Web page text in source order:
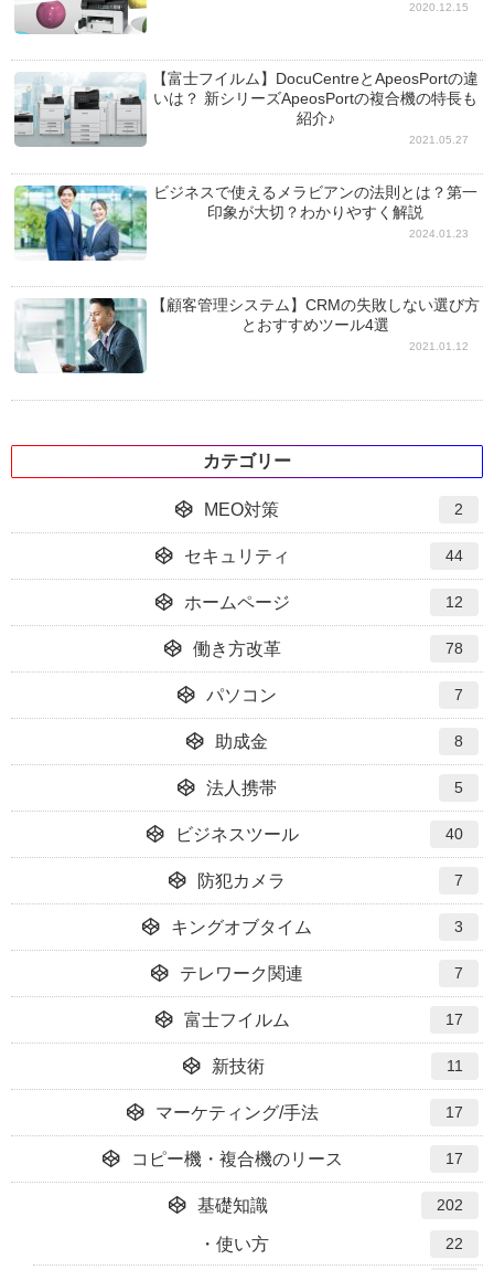
2020.12.15
【富士フイルム】DocuCentreとApeosPortの違
いは？ 新シリーズApeosPortの複合機の特長も
紹介♪
2021.05.27
ビジネスで使えるメラビアンの法則とは？第一
印象が大切？わかりやすく解説
2024.01.23
【顧客管理システム】CRMの失敗しない選び方
とおすすめツール4選
2021.01.12
カテゴリー
MEO対策 2
セキュリティ 44
ホームページ 12
働き方改革 78
パソコン 7
助成金 8
法人携帯 5
ビジネスツール 40
防犯カメラ 7
キングオブタイム 3
テレワーク関連 7
富士フイルム 17
新技術 11
マーケティング/手法 17
コピー機・複合機のリース 17
基礎知識 202
使い方 22